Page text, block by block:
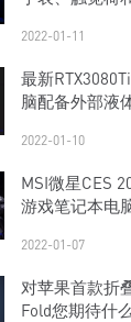
2022-01-11
最新
脑配备外部液
2022-01-10
MSI微星CES
游戏笔记本电
2022-01-07
对苹果首款折
Fold您期待什